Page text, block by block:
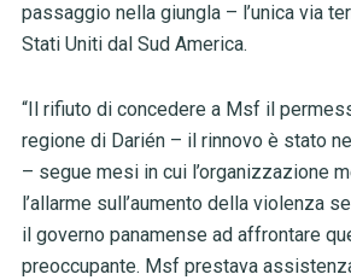
passaggio nella giungla – l’unica via
Stati Uniti dal Sud America.
“Il rifiuto di concedere a Msf il
regione di Darién – il rinnovo è stato
– segue mesi in cui l’organizzazione
l’allarme sull’aumento della violenza
il governo panamense ad affrontare
preoccupante. Msf prestava